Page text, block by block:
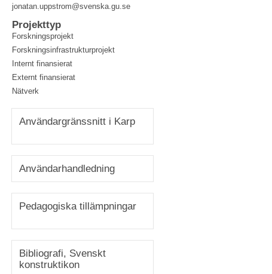
jonatan.uppstrom@svenska.gu.se
Projekttyp
Forskningsprojekt
Forskningsinfrastrukturprojekt
Internt finansierat
Externt finansierat
Nätverk
Användargränssnitt i Karp
Användarhandledning
Pedagogiska tillämpningar
Bibliografi, Svenskt
konstruktikon